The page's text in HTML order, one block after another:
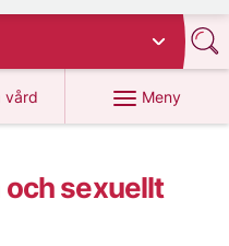
vård
1177.se
Meny
och sexuellt